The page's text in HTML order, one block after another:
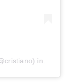
in data: